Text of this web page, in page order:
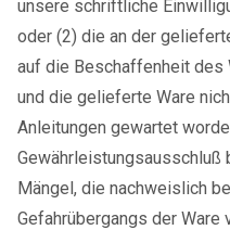
unsere schriftliche
oder (2) die an der
auf die Beschaffenheit des
und die gelieferte Ware
Anleitungen gewartet
Mängel, die nachweislich
Gefahrübergangs der Ware